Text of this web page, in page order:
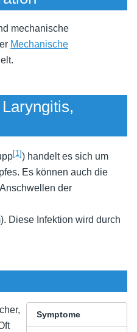
mechanische
Mechanische
[1 ]) handelt es sich um
Es können auch die
der
Diese Infektion wird durch
Symptome